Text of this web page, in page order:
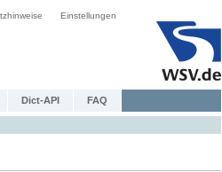
Einstellungen
Dict-API FAQ